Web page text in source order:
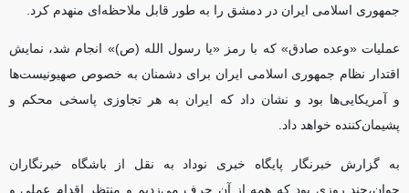
جمهوری اسلامی ایران در دمشق را به طور قابل ملاحظه‌ای منهدم کرد.
عملیات «وعده صادق» که با رمز «یا رسول الله (ص)» انجام شد، نمایش
اقتدار نظام جمهوری اسلامی ایران برای دشمنان به خصوص صهیونیست‌ها
و آمریکایی‌ها بود و نشان داد که ایران به هر تجاوزی پاسخی محکم و
پشیمان‌کننده خواهد داد.
به گزارش خبرنگار پایگاه خبری نوداد به نقل از باشگاه خبرنگاران
جوان،چند روزی بود که همه از آن حرف می‌زدیم و منتظر اقدام عملی و